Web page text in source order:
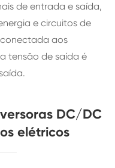
de entrada e saída,
e circuitos de
aos
tensão de saída é
DC/DC
elétricos